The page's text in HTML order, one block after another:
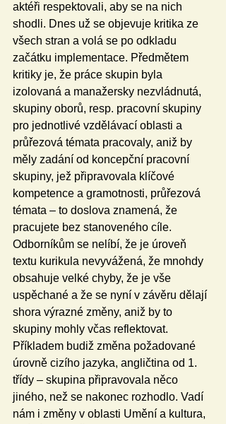
aktéři respektovali, aby se na nich
shodli. Dnes už se objevuje kritika ze
všech stran a volá se po odkladu
začátku implementace. Předmětem
kritiky je, že práce skupin byla
izolovaná a manažersky nezvládnutá,
skupiny oborů, resp. pracovní skupiny
pro jednotlivé vzdělávací oblasti a
průřezová témata pracovaly, aniž by
měly zadání od koncepční pracovní
skupiny, jež připravovala klíčové
kompetence a gramotnosti, průřezová
témata – to doslova znamená, že
pracujete bez stanoveného cíle.
Odborníkům se nelíbí, že je úroveň
textu kurikula nevyvážená, že mnohdy
obsahuje velké chyby, že je vše
uspěchané a že se nyní v závěru dělají
shora výrazné změny, aniž by to
skupiny mohly včas reflektovat.
Příkladem budiž změna požadované
úrovně cizího jazyka, angličtina od 1.
třídy – skupina připravovala něco
jiného, než se nakonec rozhodlo. Vadí
nám i změny v oblasti Umění a kultura,